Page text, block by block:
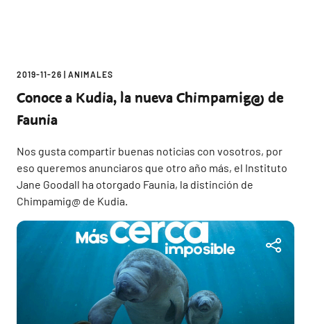
2019-11-26 ANIMALES
Conoce a Kudia, la nueva Chimpamig@ de
Faunia
Nos gusta compartir buenas noticias con vosotros, por
eso queremos anunciaros que otro año más, el Instituto
Jane Goodall ha otorgado Faunia, la distinción de
Chimpamig@ de Kudia.